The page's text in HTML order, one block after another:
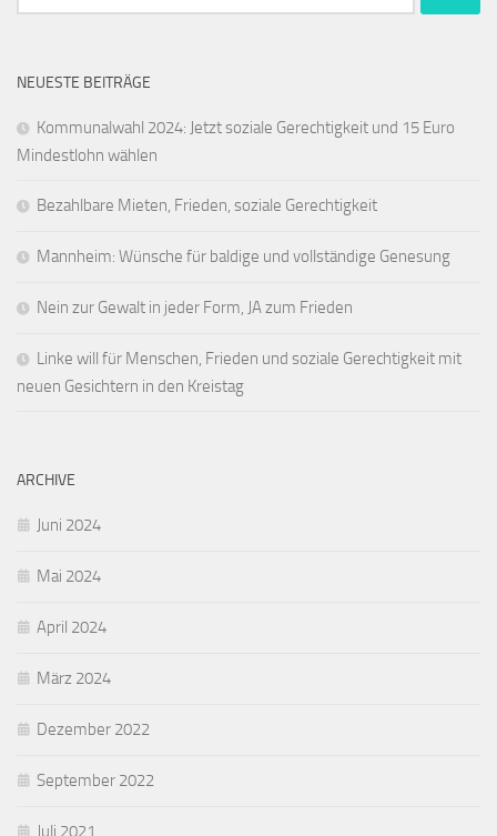
nach:
NEUESTE BEITRÄGE
Kommunalwahl 2024: Jetzt soziale Gerechtigkeit und 15 Euro
Mindestlohn wählen
Bezahlbare Mieten, Frieden, soziale Gerechtigkeit
Mannheim: Wünsche für baldige und vollständige Genesung
Nein zur Gewalt in jeder Form, JA zum Frieden
Linke will für Menschen, Frieden und soziale Gerechtigkeit mit
neuen Gesichtern in den Kreistag
ARCHIVE
Juni 2024
Mai 2024
April 2024
März 2024
Dezember 2022
September 2022
Juli 2021